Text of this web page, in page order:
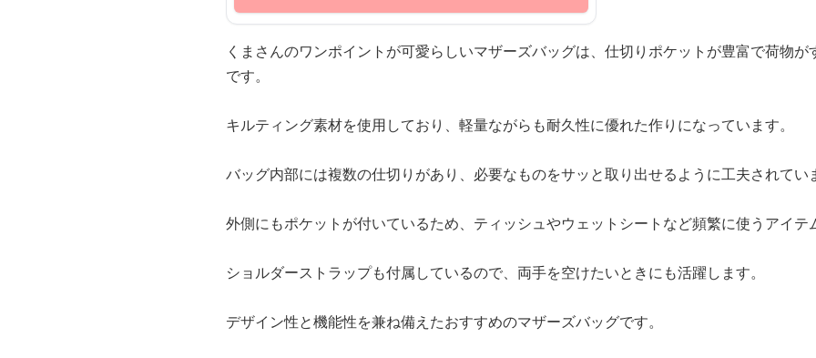
くまさんのワンポイントが可愛らしいマザーズバッグは、仕切りポケットが豊富で荷物
です。
キルティング素材を使用しており、軽量ながらも耐久性に優れた作りになっています。
バッグ内部には複数の仕切りがあり、必要なものをサッと取り出せるように工夫されてい
外側にもポケットが付いているため、ティッシュやウェットシートなど頻繁に使うアイテ
ショルダーストラップも付属しているので、両手を空けたいときにも活躍します。
デザイン性と機能性を兼ね備えたおすすめのマザーズバッグです。